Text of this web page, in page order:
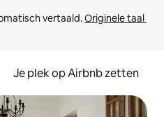
vertaald. Originele taal
Je plek op Airbnb zetten